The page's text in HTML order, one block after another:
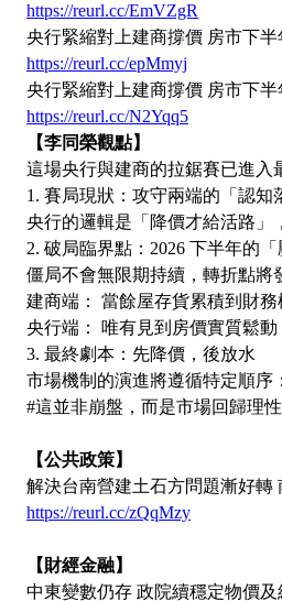
https://reurl.cc/EmVZgR
央行緊縮對上建商撐價 房市下
https://reurl.cc/epMmyj
央行緊縮對上建商撐價 房市下半
https://reurl.cc/N2Yqq5
【李同榮觀點】
這場央行與建商的拉鋸賽已進入
1. 賽局現狀：攻守兩端的「認知
央行的邏輯是「降價才給活路」
2. 破局臨界點：2026 下半年的「
僵局不會無限期持續，轉折點將
建商端： 當餘屋存貨累積到財
央行端： 唯有見到房價實質鬆
3. 最終劇本：先降價，後放水
市場機制的演進將遵循特定順
#這並非崩盤，而是市場回歸理
【公共政策】
解決台南營建土石方問題漸好轉
https://reurl.cc/zQqMzy
【財經金融】
中東變數仍存 政院續穩定物價及